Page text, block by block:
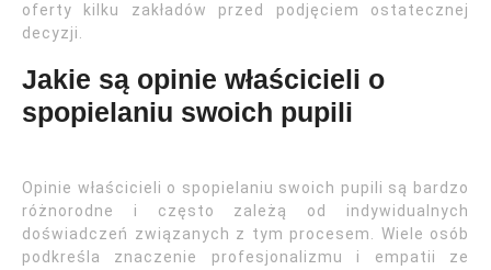
oferty kilku zakładów przed podjęciem ostatecznej
decyzji.
Jakie są opinie właścicieli o
spopielaniu swoich pupili
Opinie właścicieli o spopielaniu swoich pupili są bardzo
różnorodne i często zależą od indywidualnych
doświadczeń związanych z tym procesem. Wiele osób
podkreśla znaczenie profesjonalizmu i empatii ze